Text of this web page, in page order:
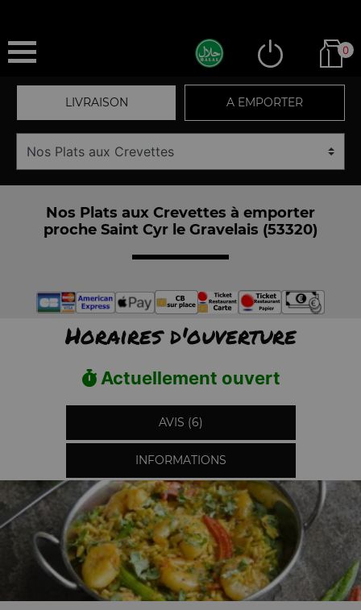
0
LIVRAISON A EMPORTER
Nos Plats aux Crevettes à emporter
proche Saint Cyr le Gravelais (53320)
Horaires d'ouverture
Actuellement ouvert
AVIS (6)
INFORMATIONS